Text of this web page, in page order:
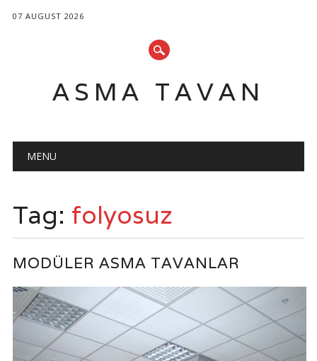
07 AUGUST 2026
ASMA TAVAN
Main menu
MENU
Tag: folyosuz
MODÜLER ASMA TAVANLAR